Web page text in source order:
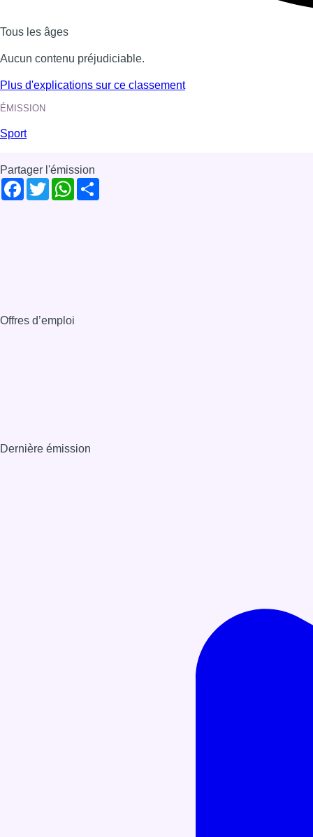
Tous les âges
Aucun contenu préjudiciable.
Plus d'explications sur ce classement
ÉMISSION
Sport
Partager l'émission
Facebook
TwitterWhatsApp
Offres d’emploi
Dernière émission